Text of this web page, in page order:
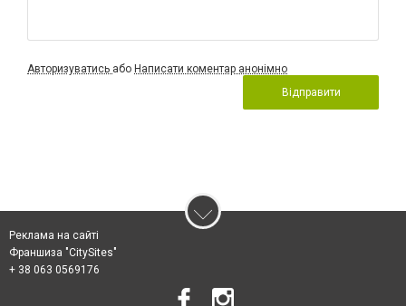
Авторизуватись або Написати коментар анонімно
Відправити
Реклама на сайті
Франшиза "CitySites"
+ 38 063 0569176